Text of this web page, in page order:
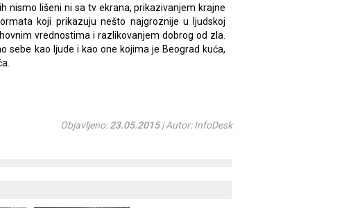
nismo lišeni ni sa tv ekrana, prikazivanjem krajne
koji prikazuju nešto najgroznije u ljudskoj
vrednostima i razlikovanjem dobrog od zla.
sebe kao ljude i kao one kojima je Beograd kuća,
Objavljeno:23.05.2015| Autor: InfoDesk